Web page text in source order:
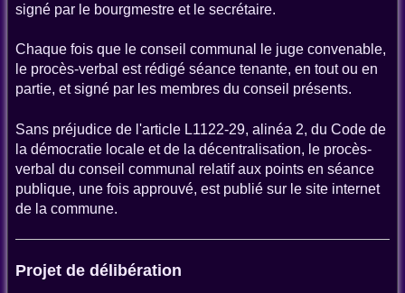
signé par le bourgmestre et le secrétaire.
Chaque fois que le conseil communal le juge convenable,
le procès-verbal est rédigé séance tenante, en tout ou en
partie, et signé par les membres du conseil présents.
Sans préjudice de l'article L1122-29, alinéa 2, du Code de
la démocratie locale et de la décentralisation, le procès-
verbal du conseil communal relatif aux points en séance
publique, une fois approuvé, est publié sur le site internet
de la commune.
Projet de délibération